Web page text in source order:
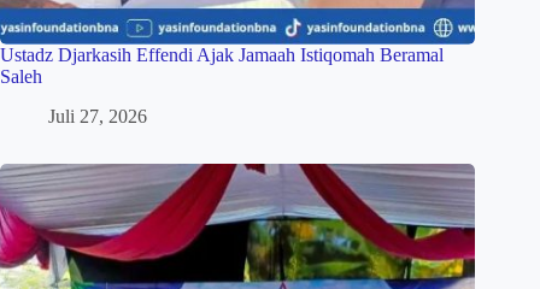
Ustadz Djarkasih Effendi Ajak Jamaah Istiqomah Beramal
Saleh
Juli 27, 2026